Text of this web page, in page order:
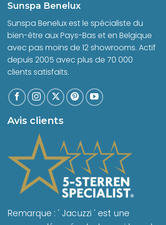
Sunspa Benelux
Sunspa Benelux est le spécialiste du
bien-être aux Pays-Bas et en Belgique
avec pas moins de 12 showrooms. Actif
depuis 2005 avec plus de 70 000
clients satisfaits.
Avis clients
Remarque : ' Jacuzzi ' est une